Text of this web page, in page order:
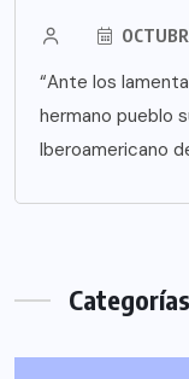
“Ante los
hermano pueblo
Iberoamericano
Categorías